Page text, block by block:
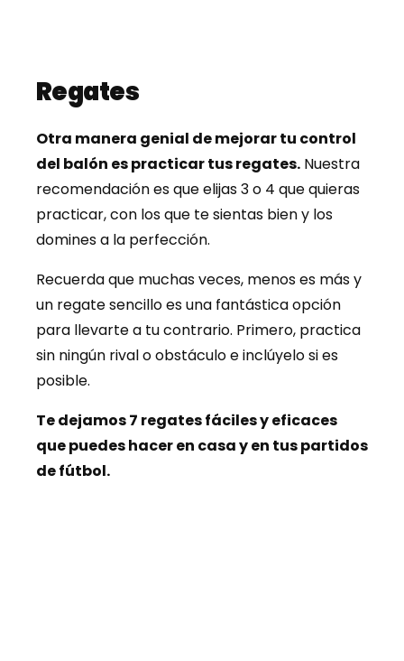
Regates
Otra manera genial de mejorar tu control
del balón es practicar tus regates. Nuestra
recomendación es que elijas 3 o 4 que quieras
practicar, con los que te sientas bien y los
domines a la perfección.
Recuerda que muchas veces, menos es más y
un regate sencillo es una fantástica opción
para llevarte a tu contrario. Primero, practica
sin ningún rival o obstáculo e inclúyelo si es
posible.
Te dejamos 7 regates fáciles y eficaces
que puedes hacer en casa y en tus partidos
de fútbol.